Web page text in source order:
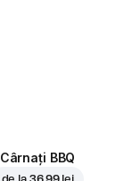
Cârnați BBQ